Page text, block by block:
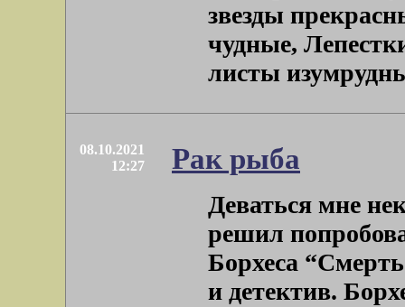
звезды
чудные,
листы
08.10.2021
12:27
Рак рыба
Деваться мне
решил
Борхеса
и детектив.